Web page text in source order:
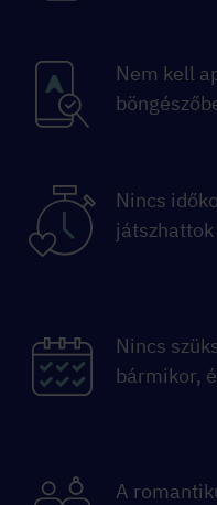
Nem kell
Nincs
Nincs
bármikor,
A